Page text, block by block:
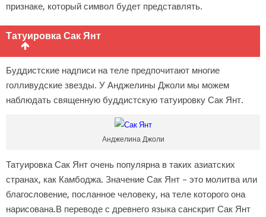
признаке, который символ будет представлять.
Татуировка Сак Янт
Буддистские надписи на теле предпочитают многие
голливудские звезды. У Анджелины Джоли мы можем
наблюдать священную буддистскую татуировку Сак Янт.
Анджелина Джоли
Татуировка Сак Янт очень популярна в таких азиатских
странах, как Камбоджа. Значение Сак Янт – это молитва или
благословение, посланное человеку, на теле которого она
нарисована.В переводе с древнего языка санскрит Сак Янт